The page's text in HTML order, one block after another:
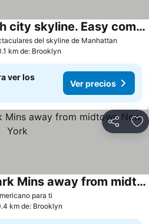
del skyline de Manhattan
Cozy apartment with city skyline. Easy commute midtown Manhattan.
km de: Brooklyn
ver los
Ver precios
Compartir
para ti
Sunny Apt by the park Mins away from midtown New York
km de: Brooklyn